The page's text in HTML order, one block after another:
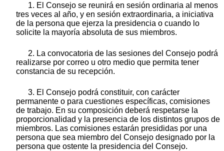
1. El Consejo se reunirá en sesión ordinaria al menos
tres veces al año, y en sesión extraordinaria, a iniciativa
de la persona que ejerza la presidencia o cuando lo
solicite la mayoría absoluta de sus miembros.
2. La convocatoria de las sesiones del Consejo podrá
realizarse por correo u otro medio que permita tener
constancia de su recepción.
3. El Consejo podrá constituir, con carácter
permanente o para cuestiones específicas, comisiones
de trabajo. En su composición deberá respetarse la
proporcionalidad y la presencia de los distintos grupos de
miembros. Las comisiones estarán presididas por una
persona que sea miembro del Consejo designado por la
persona que ostente la presidencia del Consejo.